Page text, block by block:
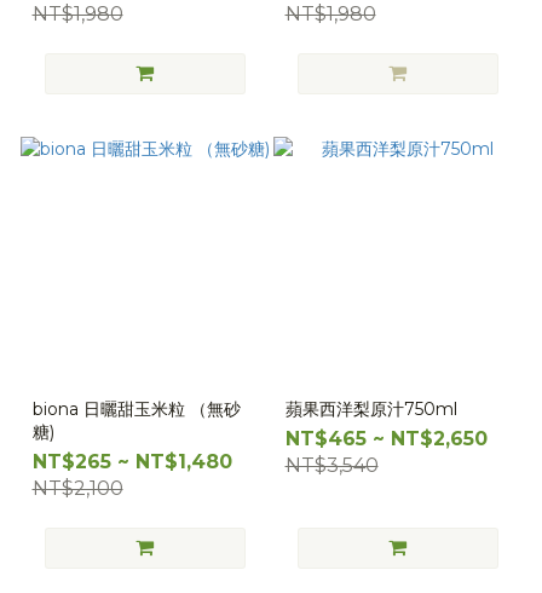
NT$1,980
NT$1,980
biona 日曬甜玉米粒 （無砂
糖)
NT$265 ~ NT$1,480
NT$2,100
蘋果西洋梨原汁750ml
NT$465 ~ NT$2,650
NT$3,540